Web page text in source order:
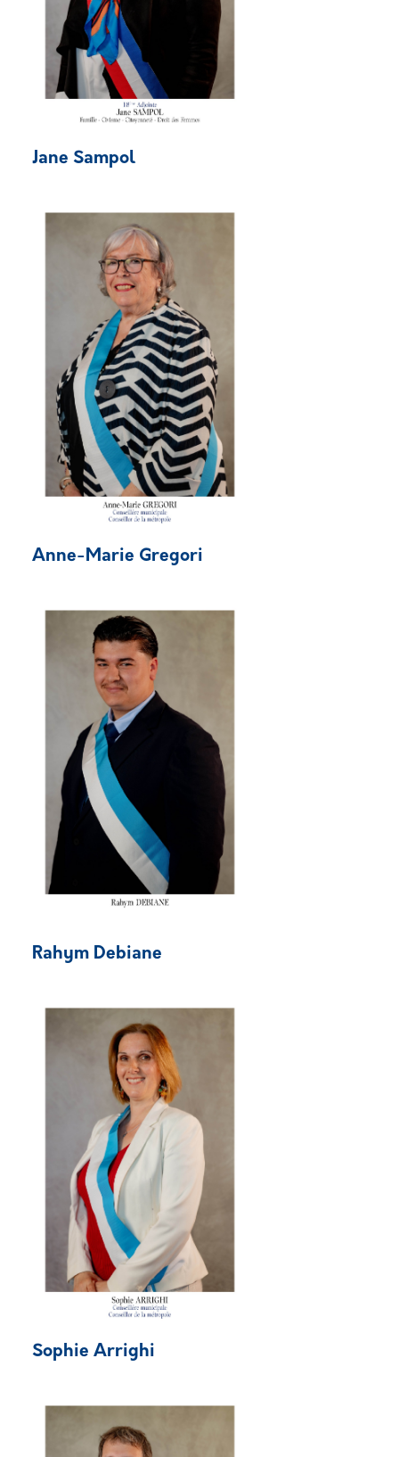
Jane Sampol
Anne-Marie Gregori
Rahym Debiane
Sophie Arrighi